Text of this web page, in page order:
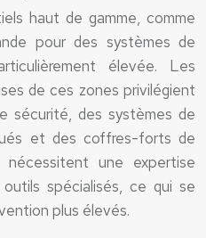
haut de gamme, comme
pour des systèmes de
élevée. Les
de ces zones privilégient
sécurité, des systèmes de
et des coffres-forts de
une expertise
spécialisés, ce qui se
plus élevés.